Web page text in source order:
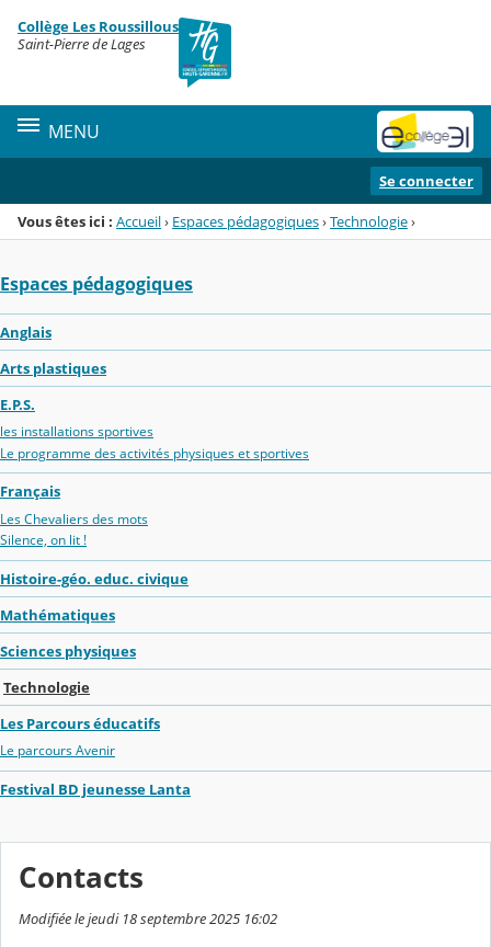
Menu de la rubrique
Contenu
Collège Les Roussillous
Saint-Pierre de Lages
MENU
Se connecter
Vous êtes ici : Accueil› Espaces pédagogiques›Technologie›
Espaces pédagogiques
Anglais
Arts plastiques
E.P.S.
les installations sportives
Le programme des activités physiques et sportives
Français
Les Chevaliers des mots
Silence, on lit !
Histoire-géo. educ. civique
Mathématiques
Sciences physiques
Technologie
Les Parcours éducatifs
Le parcours Avenir
Festival BD jeunesse Lanta
Contacts
Modifiée le jeudi 18 septembre 2025 16:02